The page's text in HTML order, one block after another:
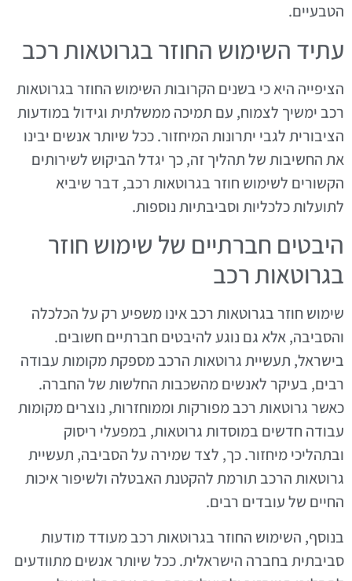
הטבעיים.
עתיד השימוש החוזר בגרוטאות רכב
הציפייה היא כי בשנים הקרובות השימוש החוזר בגרוטאות
רכב ימשיך לצמוח, עם תמיכה ממשלתית וגידול במודעות
הציבורית לגבי יתרונות המיחזור. ככל שיותר אנשים יבינו
את החשיבות של תהליך זה, כך יגדל הביקוש לשירותים
הקשורים לשימוש חוזר בגרוטאות רכב, דבר שיביא
לתועלות כלכליות וסביבתיות נוספות.
היבטים חברתיים של שימוש חוזר
בגרוטאות רכב
שימוש חוזר בגרוטאות רכב אינו משפיע רק על הכלכלה
והסביבה, אלא גם נוגע להיבטים חברתיים חשובים.
בישראל, תעשיית גרוטאות הרכב מספקת מקומות עבודה
רבים, בעיקר לאנשים מהשכבות החלשות של החברה.
כאשר גרוטאות רכב מפורקות וממוחזרות, נוצרים מקומות
עבודה חדשים במוסדות גרוטאות, במפעלי ריסוק
ובתהליכי מיחזור. כך, לצד שמירה על הסביבה, תעשיית
גרוטאות הרכב תורמת להקטנת האבטלה ולשיפור איכות
החיים של עובדים רבים.
בנוסף, השימוש החוזר בגרוטאות רכב מעודד מודעות
סביבתית בחברה הישראלית. ככל שיותר אנשים מתוודעים